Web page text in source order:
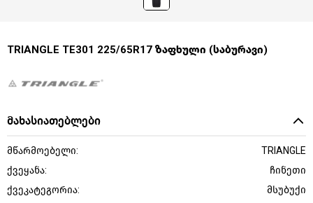
TRIANGLE TE301 225/65R17 ზაფხული (საბურავი)
მახასიათებლები
მწარმოებელი:
TRIANGLE
ქვეყანა:
ჩინეთი
ქვეკატეგორია:
მსუბუქი